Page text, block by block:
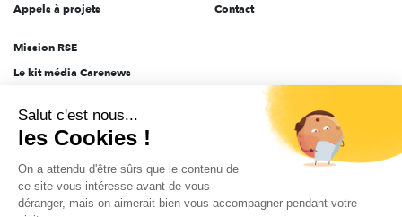
Appels à projets
Contact
Mission RSE
Le kit média Carenews
AEF info
Novethic
PRODURABLE
Inclusiv Day
Salut c'est nous...
les Cookies !
On a attendu d'être sûrs que le contenu de
ce site vous intéresse avant de vous
déranger, mais on aimerait bien vous accompagner pendant votre